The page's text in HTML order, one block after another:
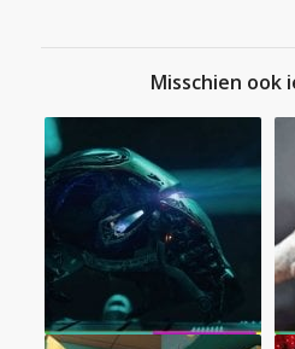
Misschien ook